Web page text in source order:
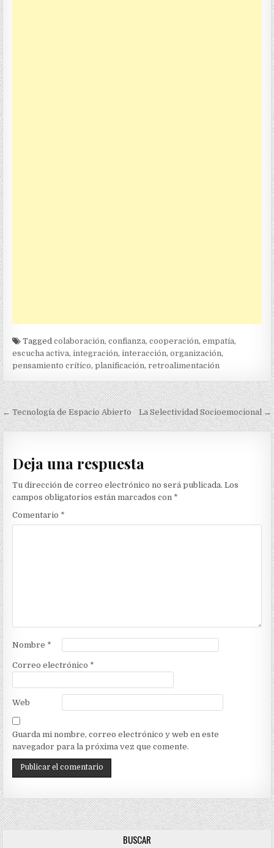
Taggedcolaboración,confianza,cooperación,empatía,
escucha activa,integración,interacción,organización,
pensamiento crítico,planificación,retroalimentación
Navegación
de
entradas
← Tecnología de Espacio Abierto La Selectividad Socioemocional →
Deja una respuesta
Tu dirección de correo electrónico no será publicada. Los
campos obligatorios están marcados con *
Comentario *
Nombre *
Correo electrónico *
Web
Guarda mi nombre, correo electrónico y web en este
navegador para la próxima vez que comente.
BUSCAR